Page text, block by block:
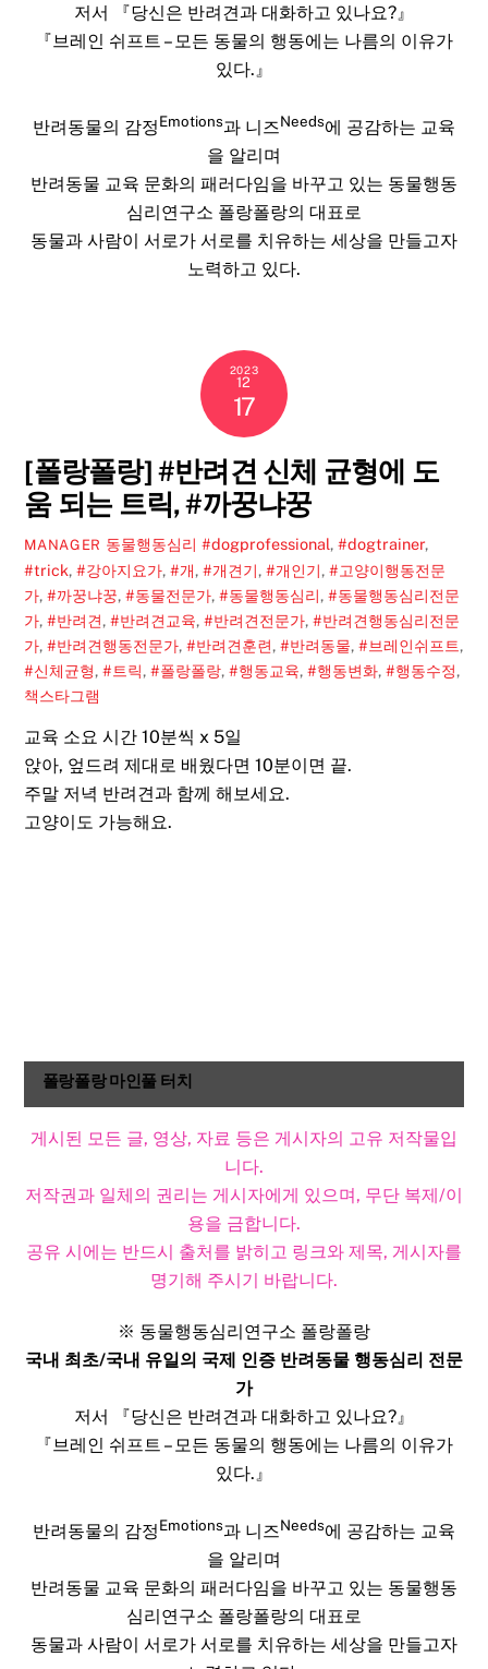
저서 『당신은 반려견과 대화하고 있나요?』
『브레인 쉬프트 – 모든 동물의 행동에는 나름의 이유가
있다.』
반려동물의 감정Emotions과 니즈Needs에 공감하는 교육
을 알리며
반려동물 교육 문화의 패러다임을 바꾸고 있는 동물행동
심리연구소 폴랑폴랑의 대표로
동물과 사람이 서로가 서로를 치유하는 세상을 만들고자
노력하고 있다.
2023
12
17
[폴랑폴랑] #반려견 신체 균형에 도
움 되는 트릭, #까꿍냐꿍
MANAGER 동물행동심리 #dogprofessional, #dogtrainer,
#trick,#강아지요가,#개,#개견기,#개인기,#고양이행동전문
가,#까꿍냐꿍,#동물전문가,#동물행동심리,#동물행동심리전문
가,#반려견,#반려견교육,#반려견전문가,#반려견행동심리전문
가,#반려견행동전문가,#반려견훈련,#반려동물,#브레인쉬프트,
#신체균형,#트릭,#폴랑폴랑,#행동교육,#행동변화,#행동수정,
책스타그램
교육 소요 시간 10분씩 x 5일
앉아, 엎드려 제대로 배웠다면 10분이면 끝.
주말 저녁 반려견과 함께 해보세요.
고양이도 가능해요.
폴랑폴랑 마인풀 터치
게시된 모든 글, 영상, 자료 등은 게시자의 고유 저작물입
니다.
저작권과 일체의 권리는 게시자에게 있으며, 무단 복제/이
용을 금합니다.
공유 시에는 반드시 출처를 밝히고 링크와 제목, 게시자를
명기해 주시기 바랍니다.​
※ 동물행동심리연구소 폴랑폴랑
국내 최초/국내 유일의 국제 인증 반려동물 행동심리 전문
가
저서 『당신은 반려견과 대화하고 있나요?』
『브레인 쉬프트 – 모든 동물의 행동에는 나름의 이유가
있다.』
반려동물의 감정Emotions과 니즈Needs에 공감하는 교육
을 알리며
반려동물 교육 문화의 패러다임을 바꾸고 있는 동물행동
심리연구소 폴랑폴랑의 대표로
동물과 사람이 서로가 서로를 치유하는 세상을 만들고자